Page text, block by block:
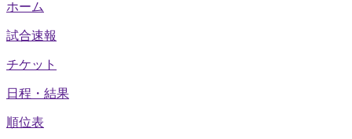
ホーム
試合速報
チケット
日程・結果
順位表